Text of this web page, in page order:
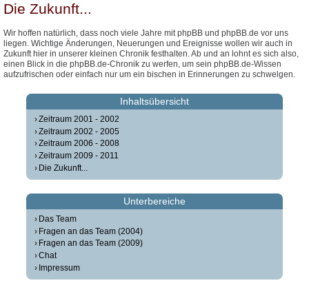
Die Zukunft...
Wir hoffen natürlich, dass noch viele Jahre mit phpBB und phpBB.de vor uns
liegen. Wichtige Änderungen, Neuerungen und Ereignisse wollen wir auch in
Zukunft hier in unserer kleinen Chronik festhalten. Ab und an lohnt es sich also,
einen Blick in die phpBB.de-Chronik zu werfen, um sein phpBB.de-Wissen
aufzufrischen oder einfach nur um ein bischen in Erinnerungen zu schwelgen.
Inhaltsübersicht
Zeitraum 2001 - 2002
Zeitraum 2002 - 2005
Zeitraum 2006 - 2008
Zeitraum 2009 - 2011
Die Zukunft...
Unterbereiche
Das Team
Fragen an das Team (2004)
Fragen an das Team (2009)
Chat
Impressum